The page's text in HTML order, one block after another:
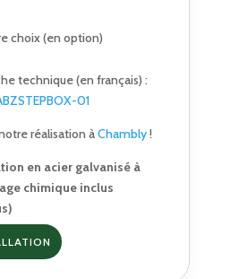
choix (en option)
technique (en français) :
01
réalisation àChambly!
en acier galvanisé à
chimique inclus